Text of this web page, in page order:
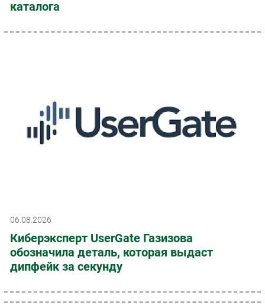
каталога
06.08.2026
Киберэксперт UserGate Газизова
обозначила деталь, которая выдаст
дипфейк за секунду